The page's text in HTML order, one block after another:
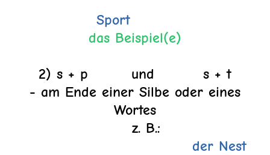
Sport
das Beispiel(e)
2) s + p und s + t
- am Ende einer Silbe oder eines
Wortes
z. B.:
der Nest